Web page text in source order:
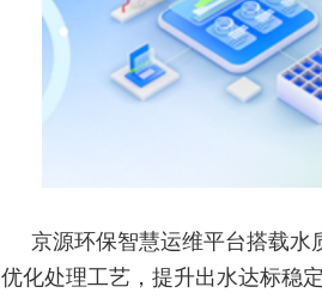
京源环保智慧运维平台搭载水
优化处理工艺，提升出水达标稳